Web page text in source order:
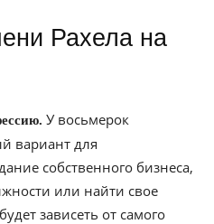
У восьмерок
вариант для
собственного бизнеса,
или найти свое
зависеть от самого